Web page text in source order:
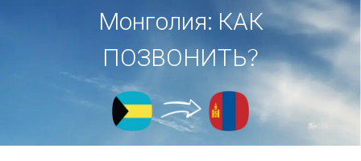
Монголия: КАК
ПОЗВОНИТЬ?